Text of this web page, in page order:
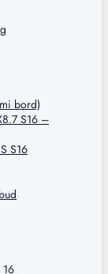
bord)
S16 –
S16
16